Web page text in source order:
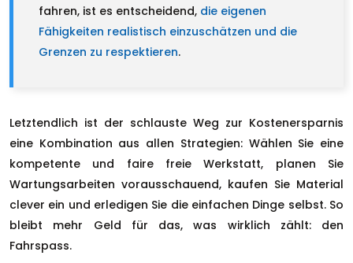
fahren, ist es entscheidend, die eigenen
Fähigkeiten realistisch einzuschätzen und die
Grenzen zu respektieren.
Letztendlich ist der schlauste Weg zur Kostenersparnis
eine Kombination aus allen Strategien: Wählen Sie eine
kompetente und faire freie Werkstatt, planen Sie
Wartungsarbeiten vorausschauend, kaufen Sie Material
clever ein und erledigen Sie die einfachen Dinge selbst. So
bleibt mehr Geld für das, was wirklich zählt: den
Fahrspass.